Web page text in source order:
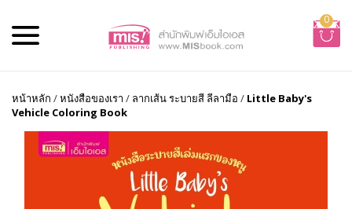
0
หน้าหลัก /หนังสือของเรา / ลากเส้น ระบายสี ลีลามือ / Little Baby's
Vehicle Coloring Book